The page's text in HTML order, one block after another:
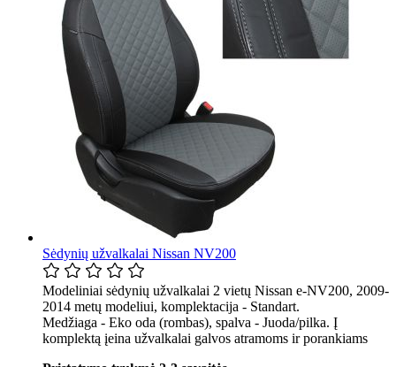
Sėdynių užvalkalai Nissan NV200
Modeliniai sėdynių užvalkalai 2 vietų Nissan e-NV200, 2009-
2014 metų modeliui, komplektacija - Standart.
Medžiaga - Eko oda (rombas), spalva - Juoda/pilka. Į
komplektą įeina užvalkalai galvos atramoms ir porankiams